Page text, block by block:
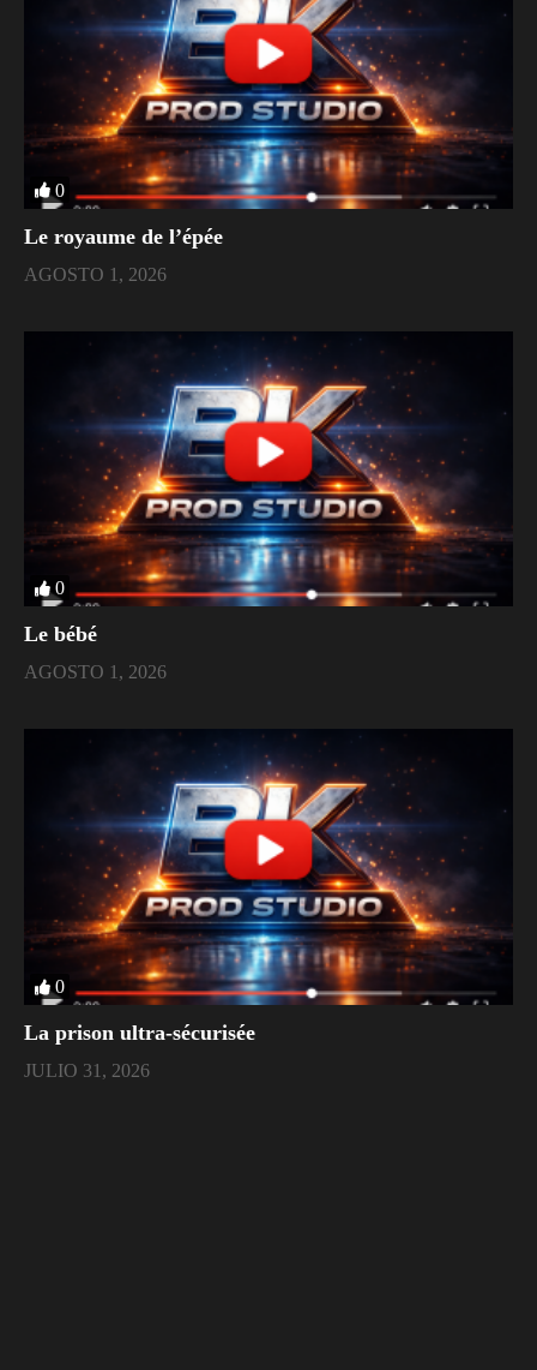
0
Le royaume de l’épée
AGOSTO 1, 2026
0
Le bébé
AGOSTO 1, 2026
0
La prison ultra-sécurisée
JULIO 31, 2026